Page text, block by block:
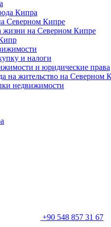
Кипра
Северном Кипре
жизни на Северном Кипре
и налоги
и юридические права
на жительство на Северном
недвижимости
+90 548 857 31 67